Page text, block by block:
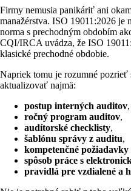
Firmy nemusia panikáriť ani
manažérstva. ISO 19011:2026 je
norma s prechodným obdobím
CQI/IRCA uvádza, že ISO
klasické prechodné obdobie.
Napriek tomu je rozumné pozrieť
aktualizovať najmä:
postup interných auditov,
ročný program auditov,
audítorské checklisty,
šablónu správy z auditu,
kompetenčné
spôsob práce s
pravidlá pre vzdialené a